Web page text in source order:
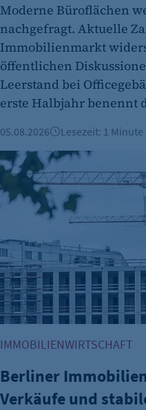
Moderne Büroflächen
nachgefragt. Aktuelle
Immobilienmarkt
öffentlichen
Leerstand bei
erste Halbjahr benennt
05.08.2026 Lesezeit: 1 Minute
Berliner Immobilienmarkt
IMMOBILIENWIRTSCHAFT
Berliner
Verkäufe und